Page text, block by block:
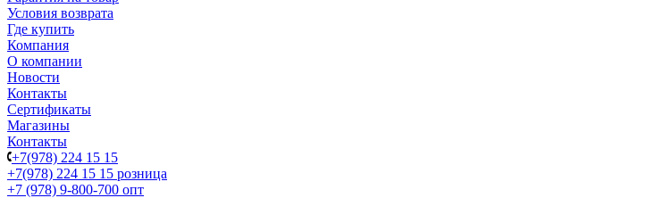
Условия возврата
Где купить
Компания
О компании
Новости
Контакты
Сертификаты
Магазины
Контакты
+7(978) 224 15 15
+7(978) 224 15 15 розница
+7 (978) 9-800-700 опт